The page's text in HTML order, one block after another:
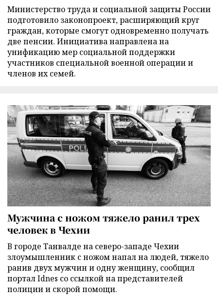
Министерство труда и социальной защиты России
подготовило законопроект, расширяющий круг
граждан, которые смогут одновременно получать
две пенсии. Инициатива направлена на
унификацию мер социальной поддержки
участников специальной военной операции и
членов их семей.
Мужчина с ножом тяжело ранил трех
человек в Чехии
В городе Танвалде на северо-западе Чехии
злоумышленник с ножом напал на людей, тяжело
ранив двух мужчин и одну женщину, сообщил
портал Idnes со ссылкой на представителей
полиции и скорой помощи.